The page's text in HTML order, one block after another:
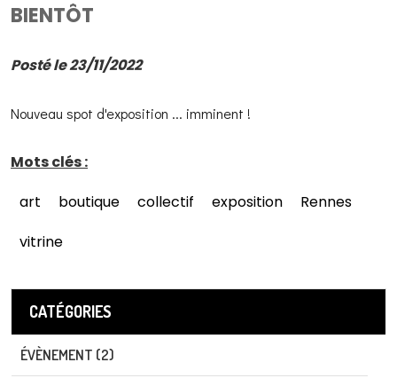
BIENTÔT
Posté le 23/11/2022
Nouveau spot d'exposition ... imminent !
Mots clés :
art
boutique collectif exposition
Rennes
vitrine
CATÉGORIES
ÉVÈNEMENT (2)